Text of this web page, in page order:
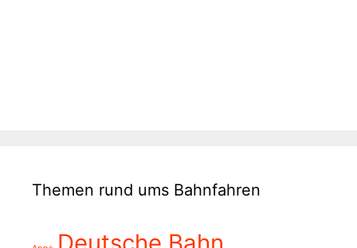
Themen rund ums Bahnfahren